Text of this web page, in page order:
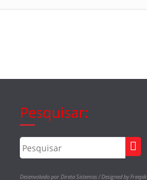
Pesquisar:
Desenvolvido por Direta Sistemas /Designed by Freepik